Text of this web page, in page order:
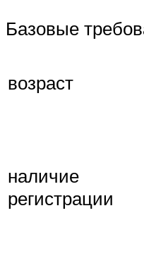
Базовые
возраст
наличие
регистрации